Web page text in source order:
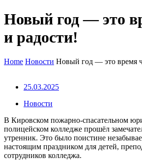
Новый год — это
и радости!
Home Новости Новый год — это время
25.03.2025
Новости
В Кировском пожарно-спасательном
полицейском колледже прошёл
утренник. Это было поистине
настоящим праздником для детей,
сотрудников колледжа.